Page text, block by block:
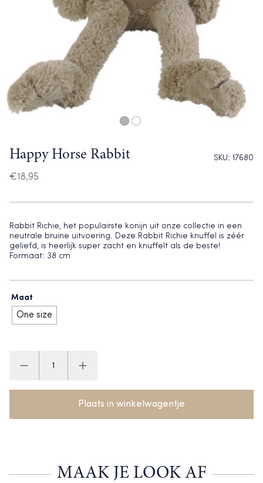
Happy Horse Rabbit SKU: 17680
€18,95
Rabbit Richie, het populairste konijn uit onze collectie in een
neutrale bruine uitvoering. Deze Rabbit Richie knuffel is zéér
geliefd, is heerlijk super zacht en knuffelt als de beste!
Formaat: 38 cm
Maat
One size
Horse
Plaats in winkelwagentje
MAAK JE LOOK AF